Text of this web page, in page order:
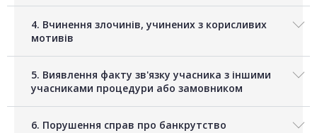
4. Вчинення злочинів, учинених з корисливих
мотивів
5. Виявлення факту зв'язку учасника з іншими
учасниками процедури або замовником
6. Порушення справ про банкрутство